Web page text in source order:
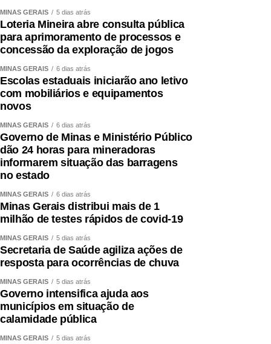
MINAS GERAIS 5 dias atrás
Loteria Mineira abre consulta pública
para aprimoramento de processos e
concessão da exploração de jogos
MINAS GERAIS 6 dias atrás
Escolas estaduais iniciarão ano letivo
com mobiliários e equipamentos
novos
MINAS GERAIS 6 dias atrás
Governo de Minas e Ministério Público
dão 24 horas para mineradoras
informarem situação das barragens
no estado
MINAS GERAIS 6 dias atrás
Minas Gerais distribui mais de 1
milhão de testes rápidos de covid-19
MINAS GERAIS 5 dias atrás
Secretaria de Saúde agiliza ações de
resposta para ocorrências de chuva
MINAS GERAIS 5 dias atrás
Governo intensifica ajuda aos
municípios em situação de
calamidade pública
MINAS GERAIS 5 dias atrás